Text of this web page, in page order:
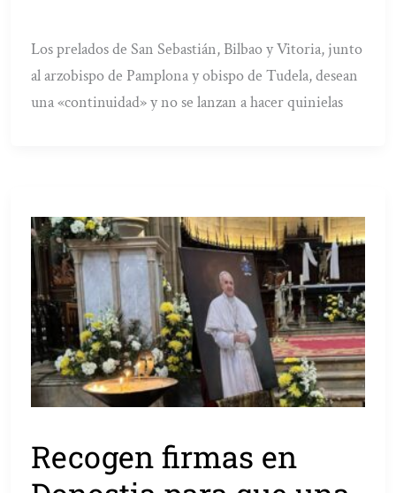
Los prelados de San Sebastián, Bilbao y Vitoria, junto
al arzobispo de Pamplona y obispo de Tudela, desean
una «continuidad» y no se lanzan a hacer quinielas
Recogen firmas en